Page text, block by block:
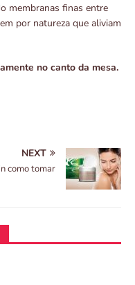
membranas finas entre
por natureza que aliviam
no canto da mesa.
NEXT
como tomar